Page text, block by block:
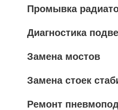
Промывка
Диагностика
Замена мостов
Замена стоек
Ремонт